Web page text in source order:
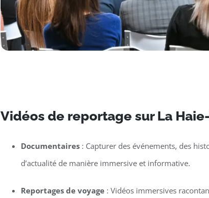
Vidéos de reportage sur La
Documentaires : Capturer des événements, des
d’actualité de manière immersive et informative.
Reportages de voyage : Vidéos immersives